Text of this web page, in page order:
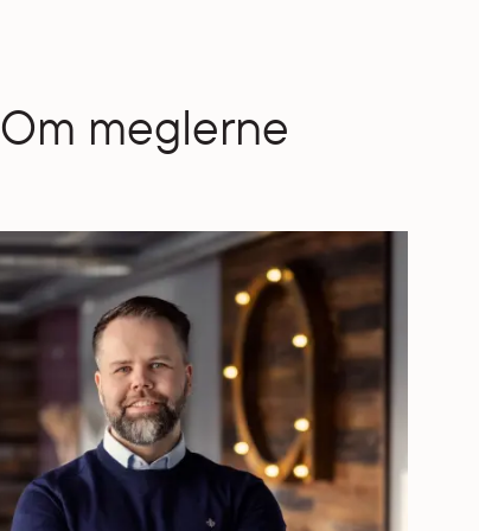
Om meglerne